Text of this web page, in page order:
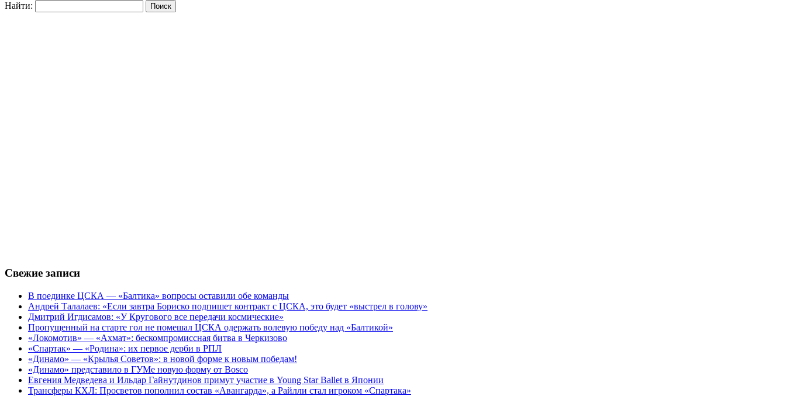
Найти:
Свежие записи
В поединке ЦСКА — «Балтика» вопросы оставили обе команды
Андрей Талалаев: «Если завтра Бориско подпишет контракт с ЦСКА, это будет «выстрел в голову»
Дмитрий Игдисамов: «У Кругового все передачи космические»
Пропущенный на старте гол не помешал ЦСКА одержать волевую победу над «Балтикой»
«Локомотив» — «Ахмат»: бескомпромиссная битва в Черкизово
«Спартак» — «Родина»: их первое дерби в РПЛ
«Динамо» — «Крылья Советов»: в новой форме к новым победам!
«Динамо» представило в ГУМе новую форму от Bosco
Евгения Медведева и Ильдар Гайнутдинов примут участие в Young Star Ballet в Японии
Трансферы КХЛ: Просветов пополнил состав «Авангарда», а Райлли стал игроком «Спартака»